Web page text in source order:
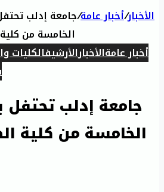
الأخبار/أخبار عامة/جامعة إدلب
الخامسة من
أخبار عامةالأخبارالأرشيفالكليات
جامعة إدلب تحتفل
الخامسة من كلية